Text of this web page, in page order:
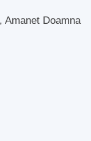
Amanet Doamna